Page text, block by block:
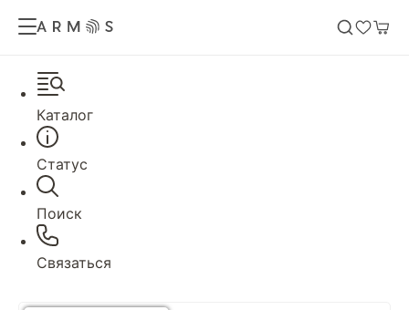
Каталог
Статус
Поиск
Связаться